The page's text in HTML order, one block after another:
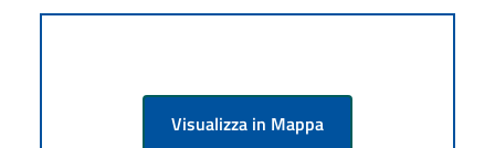
Visualizza in Mappa